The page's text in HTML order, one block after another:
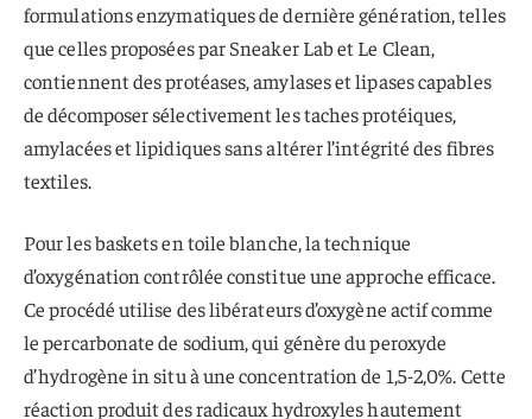
formulations enzymatiques de dernière génération, telles
que celles proposées par Sneaker Lab et Le Clean,
contiennent des protéases, amylases et lipases capables
de décomposer sélectivement les taches protéiques,
amylacées et lipidiques sans altérer l’intégrité des fibres
textiles.
Pour les baskets en toile blanche, la technique
d’oxygénation contrôlée constitue une approche efficace.
Ce procédé utilise des libérateurs d’oxygène actif comme
le percarbonate de sodium, qui génère du peroxyde
d’hydrogène in situ à une concentration de 1,5-2,0%. Cette
réaction produit des radicaux hydroxyles hautement